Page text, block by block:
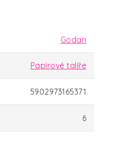
Godan
Papírové talíře
5902973165371
6